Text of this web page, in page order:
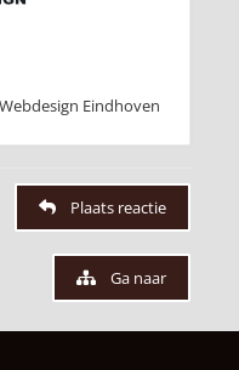
Eindhoven
Plaats reactie
Ga naar